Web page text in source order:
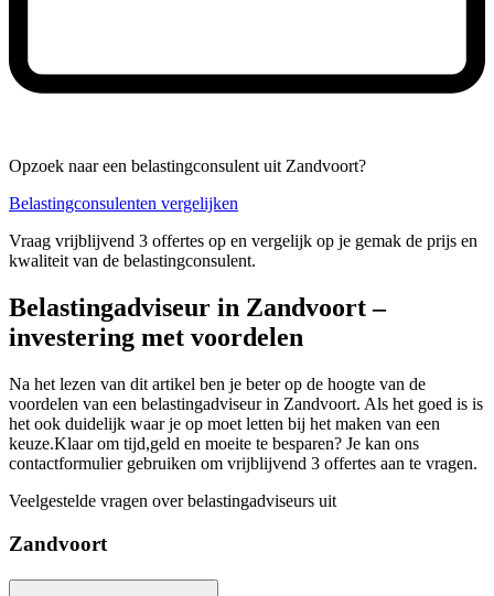
Opzoek naar een belastingconsulent uit Zandvoort?
Belastingconsulenten vergelijken
Vraag vrijblijvend 3 offertes op en vergelijk op je gemak de prijs en
kwaliteit van de belastingconsulent.
Belastingadviseur in Zandvoort –
investering met voordelen
Na het lezen van dit artikel ben je beter op de hoogte van de
voordelen van een belastingadviseur in Zandvoort. Als het goed is is
het ook duidelijk waar je op moet letten bij het maken van een
keuze.Klaar om tijd,geld en moeite te besparen? Je kan ons
contactformulier gebruiken om vrijblijvend 3 offertes aan te vragen.
Veelgestelde vragen over belastingadviseurs uit
Zandvoort